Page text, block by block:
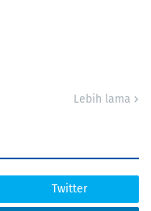
Lebih lama
Twitter